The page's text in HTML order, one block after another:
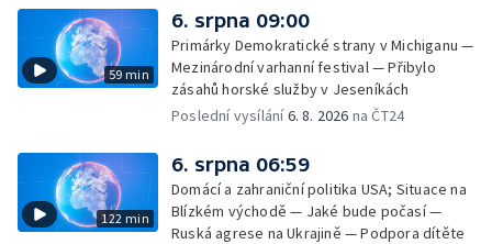
atletice 2026 — Výzkum: epidemie digitálních
závislostí je mýtus — Demolice vyhořelé
výškové budovy ve Zlíně
59 min
6. srpna 09:00
Primárky Demokratické strany v Michiganu —
Mezinárodní varhanní festival — Přibylo
zásahů horské služby v Jeseníkách
Poslední vysílání6. 8. 2026 na ČT24
122 min
6. srpna 06:59
Domácí a zahraniční politika USA; Situace na
Blízkém východě — Jaké bude počasí —
Ruská agrese na Ukrajině — Podpora dítěte